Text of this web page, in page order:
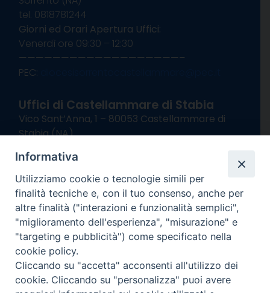
tel. 0818781244
Giorni ed Orari Apertura Uffici:
Venerdì ore 09:30 – 12:30
———————————————————–
PEC:
Uffici di Castellammare di Stabia
Vico Sant’Anna, 1 – 80053 Castellammare di
Stabia (NA)
Giorni ed Orari Apertura Uffici:
Lunedì e Mercoledì ore 09:00 – 13:00
Uffici Matrimoni:
Lunedì e Mercoledì ore 09:30 – 12:30
seguici su
Channel
Informativa
Utilizziamo cookie o tecnologie simili per
finalità tecniche e, con il tuo consenso, anche per
altre finalità ("interazioni e funzionalità semplici",
"miglioramento dell'esperienza", "misurazione" e
"targeting e pubblicità") come specificato nella
cookie policy.
Cliccando su "accetta" acconsenti all'utilizzo dei
cookie. Cliccando su "personalizza" puoi avere